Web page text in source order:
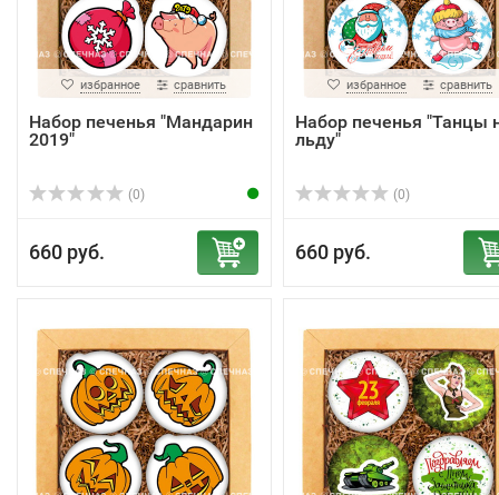
избранное сравнить
Набор печенья "Мандарин
2019"
(0)
660 руб.
избранное сравнить
Набор печенья "Танцы
льду"
(0)
660 руб.